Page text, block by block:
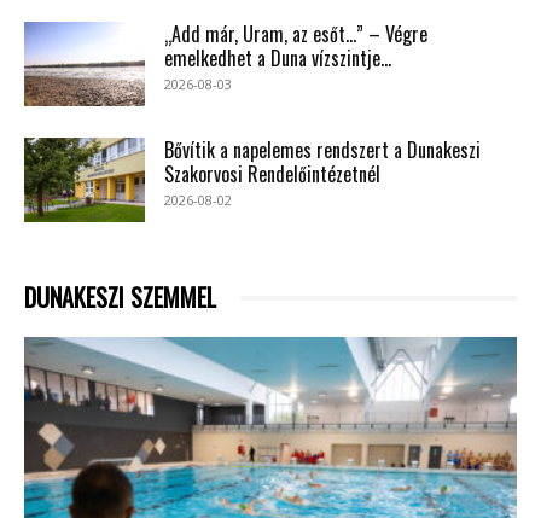
„Add már, Uram, az esőt…” – Végre
emelkedhet a Duna vízszintje...
2026-08-03
Bővítik a napelemes rendszert a Dunakeszi
Szakorvosi Rendelőintézetnél
2026-08-02
DUNAKESZI SZEMMEL